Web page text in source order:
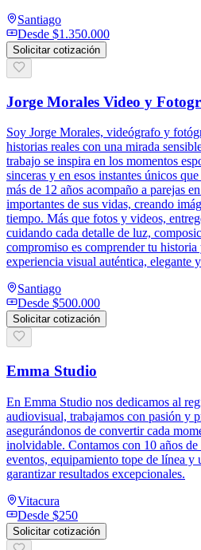
Santiago
Desde $1.350.000
Solicitar cotización
Jorge Morales Video y
Soy Jorge Morales, videógrafo y
historias reales con una mirada
trabajo se inspira en los momentos
sinceras y en esos instantes únicos
más de 12 años acompaño a parejas
importantes de sus vidas, creando
tiempo. Más que fotos y videos,
cuidando cada detalle de luz,
compromiso es comprender tu
experiencia visual auténtica, elegante
Santiago
Desde $500.000
Solicitar cotización
Emma Studio
En Emma Studio nos dedicamos al
audiovisual, trabajamos con pasión y
asegurándonos de convertir cada
inolvidable. Contamos con 10 años de
eventos, equipamiento tope de línea y
garantizar resultados excepcionales.
Vitacura
Desde $250
Solicitar cotización